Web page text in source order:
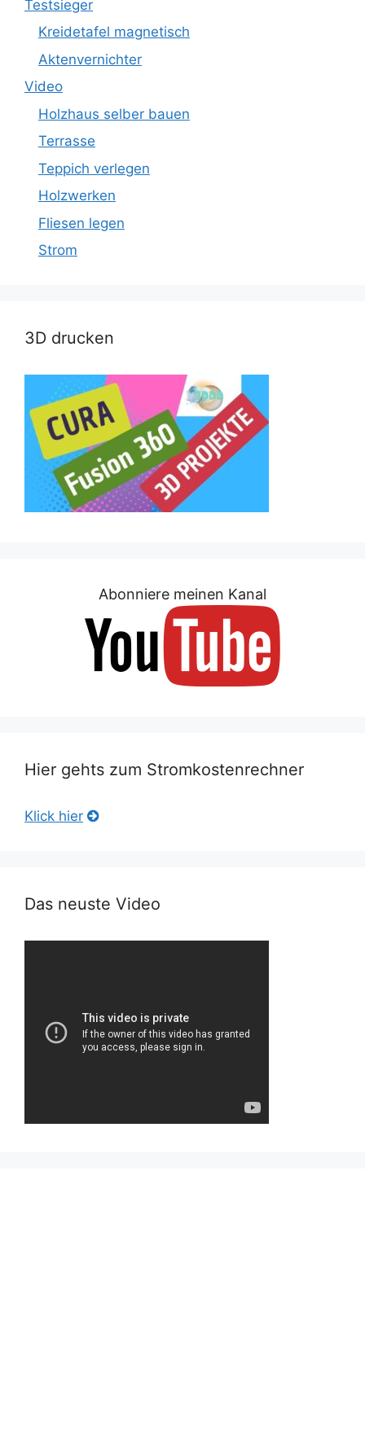
Testsieger
Kreidetafel magnetisch
Aktenvernichter
Video
Holzhaus selber bauen
Terrasse
Teppich verlegen
Holzwerken
Fliesen legen
Strom
3D drucken
Abonniere meinen Kanal
Hier gehts zum Stromkostenrechner
Klick hier
Das neuste Video